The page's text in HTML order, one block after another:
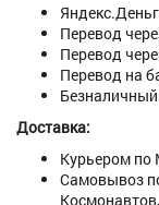
Перевод
Перевод
Перевод на
Доставка:
Курьером по
Самовывоз